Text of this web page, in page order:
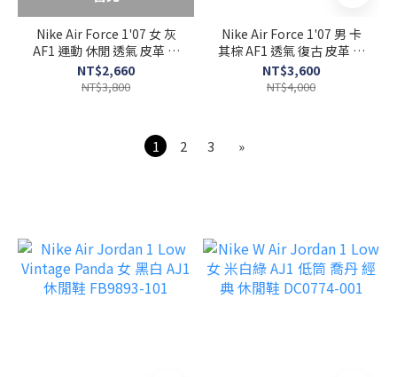
Nike Air Force 1'07 女 灰
AF1 運動 休閒 透氣 皮革 休
閒鞋 HF2014-200
NT$2,660
NT$3,800
Nike Air Force 1'07 男 卡
其棕 AF1 透氣 復古 皮革 休
閒 運動 休閒鞋 HQ3447-
222
NT$3,600
NT$4,000
1 2 3 »